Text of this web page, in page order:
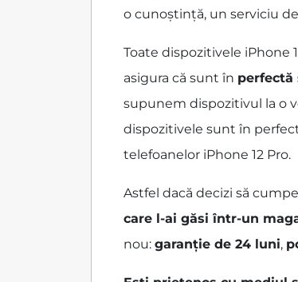
o cunoștință, un serviciu
Toate dispozitivele iPhone
asigura că sunt în perfectă
supunem dispozitivul la o
dispozitivele sunt în
telefoanelor iPhone 12 Pro.
Astfel dacă decizi să
care l-ai găsi într-un
nou: garanție de 24 luni,